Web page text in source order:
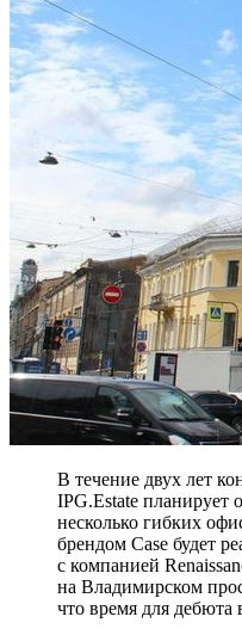
В течение двух лет
IPG.Estate планирует
несколько гибких
брендом Case будет
с компанией
на Владимирском
что время для дебюта